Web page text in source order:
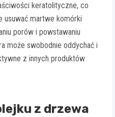
keratolityczne, co
usuwać martwe komórki
porów i powstawaniu
może swobodnie oddychać i
z innych produktów
z drzewa